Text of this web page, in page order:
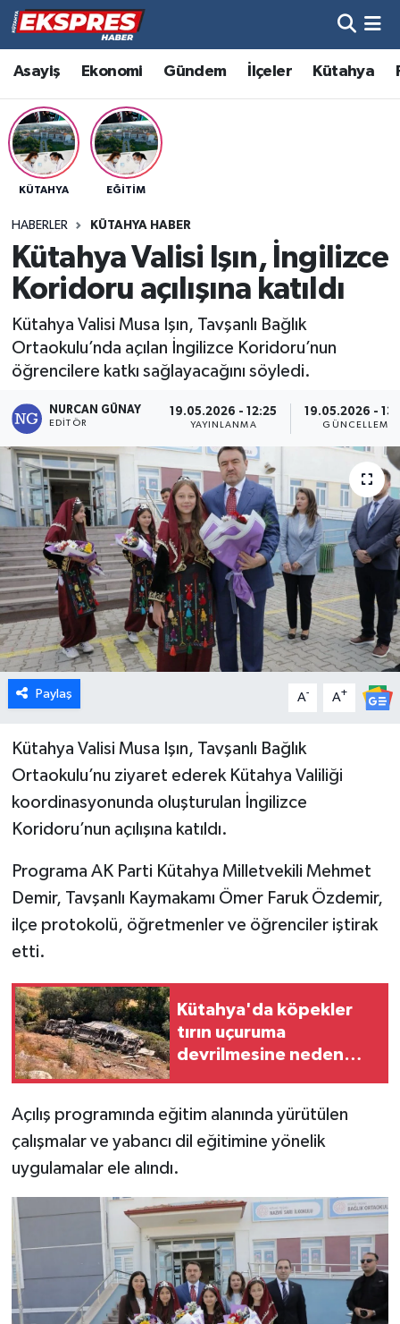
Asayiş Ekonomi Gündem İlçeler Kütahya
KÜTAHYA EĞITIM
HABERLER KÜTAHYA HABER
Kütahya Valisi Işın, İngilizce
Koridoru açılışına katıldı
Kütahya Valisi Musa Işın, Tavşanlı Bağlık
Ortaokulu’nda açılan İngilizce Koridoru’nun
öğrencilere katkı sağlayacağını söyledi.
NURCAN GÜNAY
EDITÖR
19.05.2026 - 12:25
YAYINLANMA
19.05.2026 -
GÜNCELLEME
Paylaş A- A+
Kütahya Valisi Musa Işın, Tavşanlı Bağlık
Ortaokulu’nu ziyaret ederek Kütahya Valiliği
koordinasyonunda oluşturulan İngilizce
Koridoru’nun açılışına katıldı.
Programa AK Parti Kütahya Milletvekili Mehmet
Demir, Tavşanlı Kaymakamı Ömer Faruk Özdemir,
ilçe protokolü, öğretmenler ve öğrenciler iştirak
etti.
Kütahya'da köpekler
tırın uçuruma
devrilmesine neden
Açılış programında eğitim alanında yürütülen
çalışmalar ve yabancı dil eğitimine yönelik
uygulamalar ele alındı.
Altıntaş
Asayiş
Aslanapa
Bölge
Çavdarhisar
Domaniç
Eğitim
Ekonomi
Emet
Foto Galeri
Gediz
Genel
Gündem
Hisarcık
Köşe Yazıları
Kültür Sanat
Kütahya
Magazin
Otomobil
Pazarlar
Politika
Resmi İlan
Rüya Tabirleri
Sağlık
Hava Durumu
Trafik Durumu
Süper Lig Puan Durumu ve Fikstür
Son Dakika Haberleri
Haber Arşivi